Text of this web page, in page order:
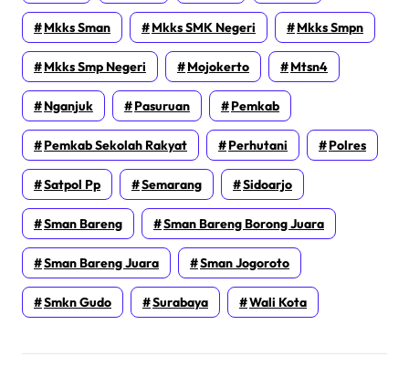
Mkks Sman Mkks SMK Negeri Mkks Smpn
Mkks Smp Negeri Mojokerto Mtsn4
Nganjuk Pasuruan Pemkab
Pemkab Sekolah Rakyat Perhutani Polres
Satpol Pp Semarang Sidoarjo
Sman Bareng Sman Bareng Borong Juara
Sman Bareng Juara Sman Jogoroto
Smkn Gudo Surabaya Wali Kota